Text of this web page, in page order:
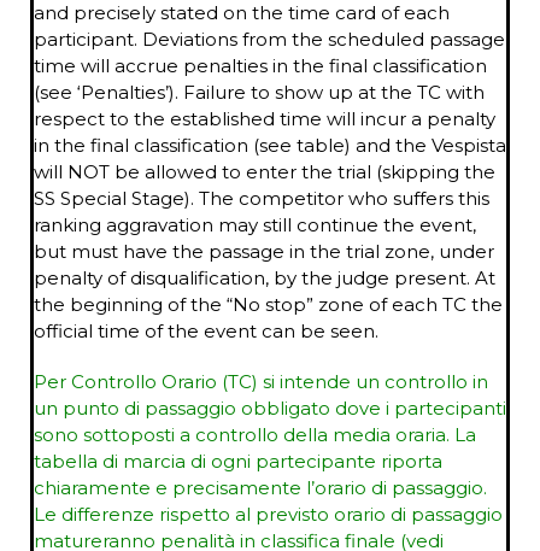
and precisely stated on the time card of each
participant. Deviations from the scheduled passage
time will accrue penalties in the final classification
(see ‘Penalties’). Failure to show up at the TC with
respect to the established time will incur a penalty
in the final classification (see table) and the Vespista
will NOT be allowed to enter the trial (skipping the
SS Special Stage). The competitor who suffers this
ranking aggravation may still continue the event,
but must have the passage in the trial zone, under
penalty of disqualification, by the judge present. At
the beginning of the “No stop” zone of each TC the
official time of the event can be seen.
Per Controllo Orario (TC) si intende un controllo in
un punto di passaggio obbligato dove i partecipanti
sono sottoposti a controllo della media oraria. La
tabella di marcia di ogni partecipante riporta
chiaramente e precisamente l’orario di passaggio.
Le differenze rispetto al previsto orario di passaggio
matureranno penalità in classifica finale (vedi